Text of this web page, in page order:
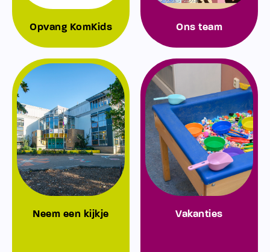
Opvang KomKids Ons team
Neem een kijkje Vakanties